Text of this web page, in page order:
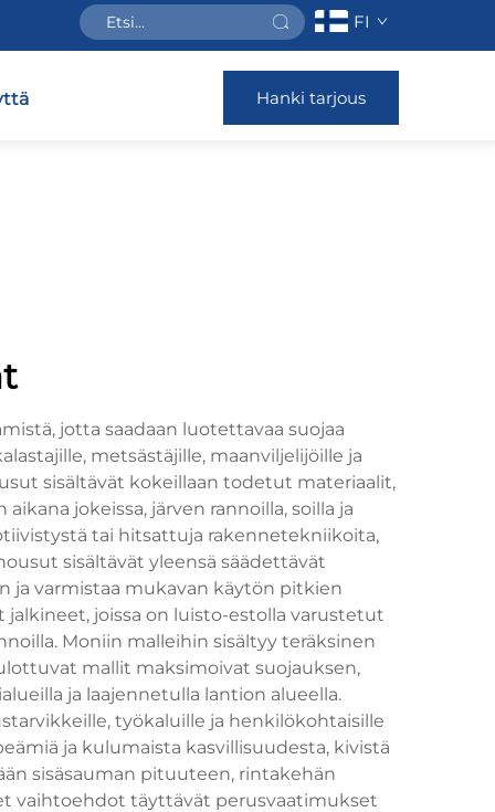
FI
Hanki tarjous
jotta saadaan luotettavaa suojaa
metsästäjille, maanviljelijöille ja
sisältävät kokeillaan todetut materiaalit,
jokeissa, järven rannoilla, soilla ja
tai hitsattuja rakennetekniikoita,
sisältävät yleensä säädettävät
ja varmistaa mukavan käytön pitkien
joissa on luisto-estolla varustetut
Moniin malleihin sisältyy teräksinen
mallit maksimoivat suojauksen,
ja laajennetulla lantion alueella.
työkaluille ja henkilökohtaisille
ja kulumaista kasvillisuudesta, kivistä
sisäsauman pituuteen, rintakehän
vaihtoehdot täyttävät perusvaatimukset